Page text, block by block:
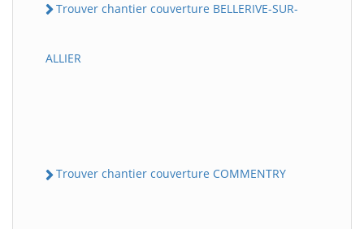
Trouver chantier couverture BELLERIVE-SUR-
ALLIER
Trouver chantier couverture COMMENTRY